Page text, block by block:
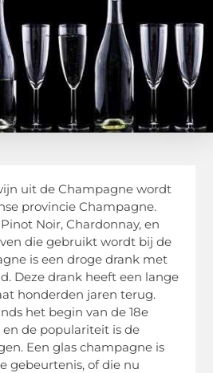
uit de Champagne wordt
provincie Champagne.
Noir, Chardonnay, en
die gebruikt wordt bij de
is een droge drank met
Deze drank heeft een lange
honderden jaren terug.
het begin van de 18e
de populariteit is de
Een glas champagne is
gebeurtenis, of die nu